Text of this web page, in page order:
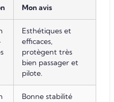
Mon avis
Esthétiques et
efficaces,
protègent très
bien passager et
pilote.
Bonne stabilité